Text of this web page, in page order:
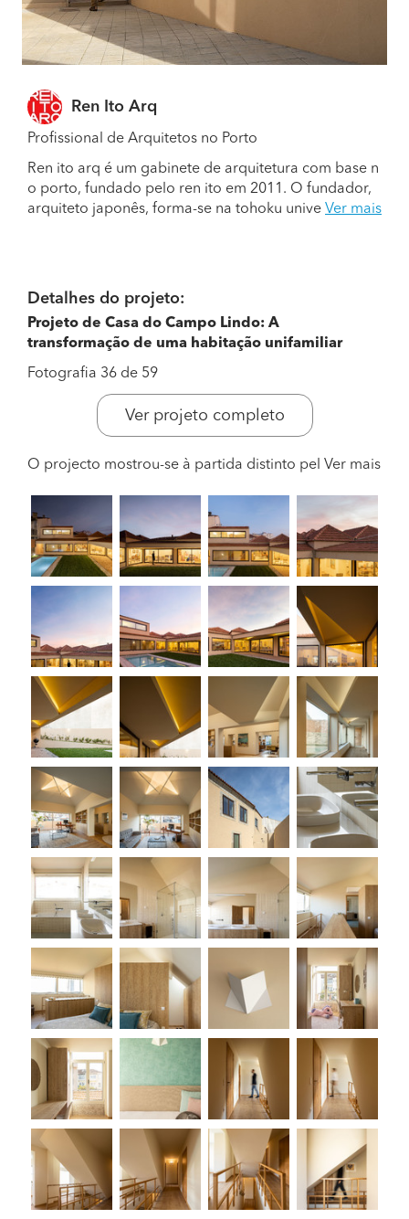
Ren Ito Arq
Profissional de Arquitetos no Porto
Ren ito arq é um gabinete de arquitetura com base n
o porto, fundado pelo ren ito em 2011. O fundador,
arquiteto japonês, forma-se na tohoku unive Ver mais
Detalhes do projeto:
Projeto de Casa do Campo Lindo: A
transformação de uma habitação unifamiliar
Fotografia 36 de 59
Ver projeto completo
O projecto mostrou-se à partida distinto pel Ver mais